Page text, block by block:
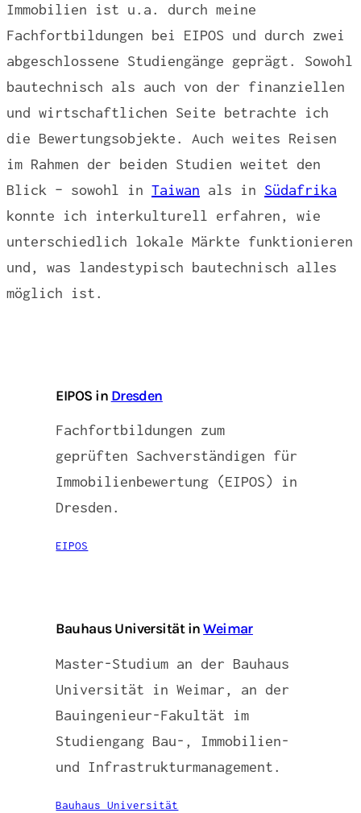
Immobilien ist u.a. durch meine
Fachfortbildungen bei EIPOS und durch zwei
abgeschlossene Studiengänge geprägt. Sowohl
bautechnisch als auch von der finanziellen
und wirtschaftlichen Seite betrachte ich
die Bewertungsobjekte. Auch weites Reisen
im Rahmen der beiden Studien weitet den
Blick – sowohl in Taiwan als in Südafrika
konnte ich interkulturell erfahren, wie
unterschiedlich lokale Märkte funktionieren
und, was landestypisch bautechnisch alles
möglich ist.
EIPOS in Dresden
Fachfortbildungen zum
geprüften Sachverständigen für
Immobilienbewertung (EIPOS) in
Dresden.
EIPOS
Bauhaus Universität inWeimar
Master-Studium an der Bauhaus
Universität in Weimar, an der
Bauingenieur-Fakultät im
Studiengang Bau-, Immobilien-
und Infrastrukturmanagement.
Bauhaus Universität